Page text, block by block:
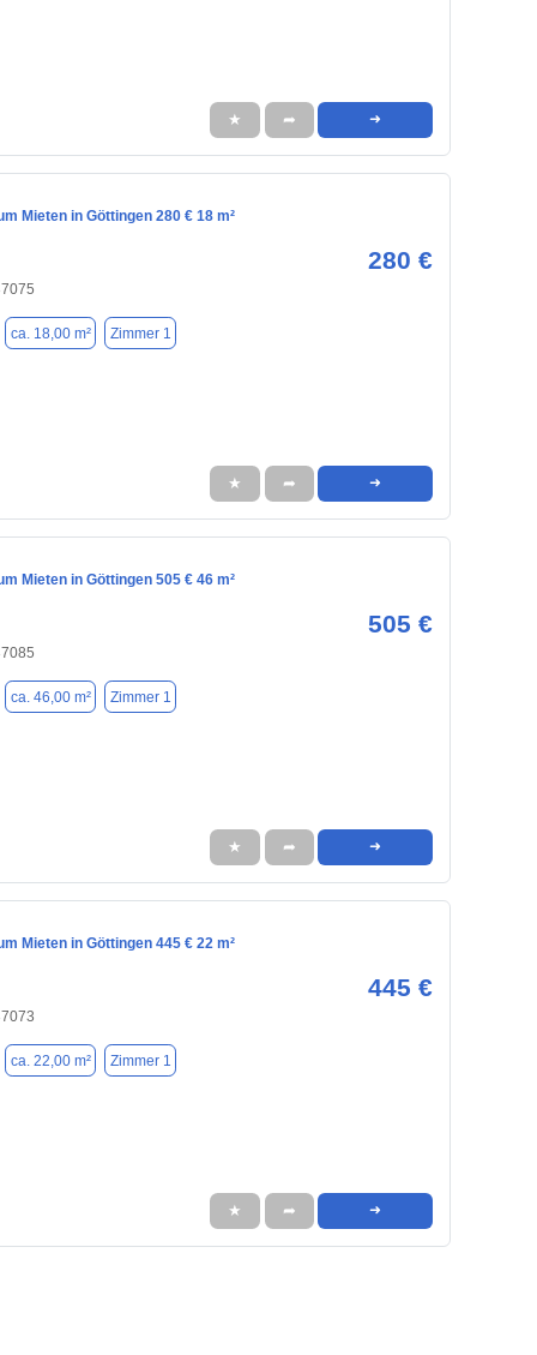
★ ➦ ➜
Mieten in Göttingen 280 € 18 m²
280 €
ca. 18,00 m² Zimmer 1
★ ➦ ➜
Mieten in Göttingen 505 € 46 m²
505 €
ca. 46,00 m² Zimmer 1
★ ➦ ➜
Mieten in Göttingen 445 € 22 m²
445 €
ca. 22,00 m² Zimmer 1
★ ➦ ➜